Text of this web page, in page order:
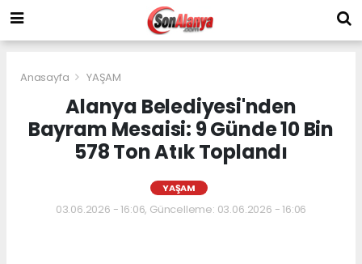
Anasayfa YAŞAM
Alanya Belediyesi'nden
Bayram Mesaisi: 9 Günde 10 Bin
578 Ton Atık Toplandı
YAŞAM
03.06.2026 - 16:06, Güncelleme: 03.06.2026 - 16:06